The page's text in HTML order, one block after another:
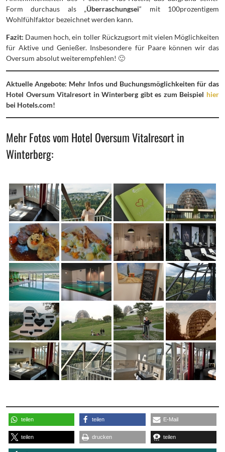
Form durchaus als „Überraschungsei“ mit 100prozentigem
Wohlfühlfaktor bezeichnet werden kann.
Fazit: Daumen hoch, ein toller Rückzugsort mit vielen Möglichkeiten
für Aktive und Genießer. Insbesondere für Paare können wir das
Oversum absolut weiterempfehlen! 🙂
Aktuelle Angebote: Mehr Infos und Buchungsmöglichkeiten für das
Hotel Oversum Vitalresort in Winterberg gibt es zum Beispiel hier
bei Hotels.com!
Mehr Fotos vom Hotel Oversum Vitalresort in
Winterberg:
teilen teilen E-Mail
teilen drucken teilen